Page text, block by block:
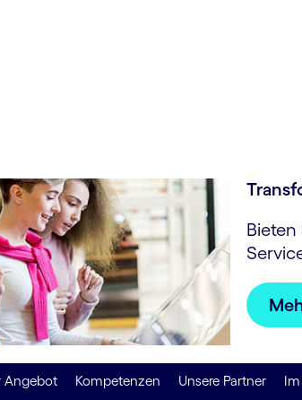
Bieten
Angebot Kompetenzen Unsere Partner